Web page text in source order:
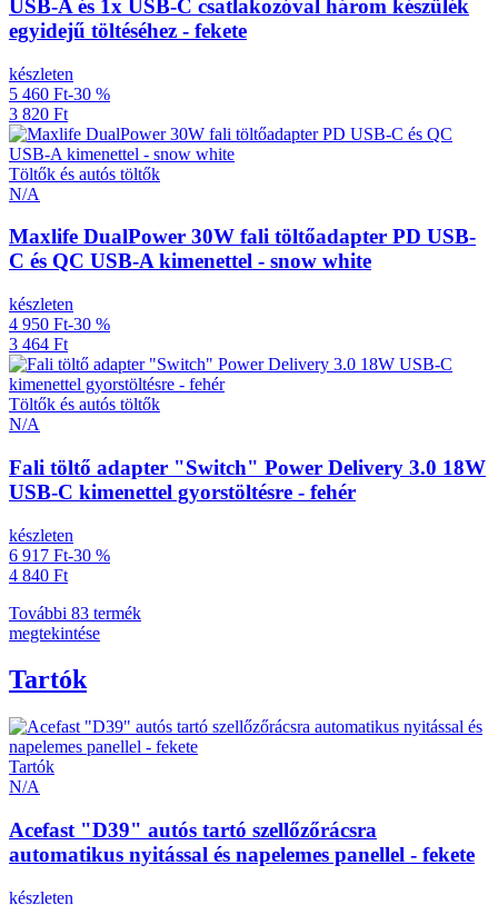
USB-A és 1x USB-C csatlakozóval három készülék
egyidejű töltéséhez - fekete
készleten
5 460 Ft-30 %
3 820 Ft
Töltők és autós töltők
N/A
Maxlife DualPower 30W fali töltőadapter PD USB-
C és QC USB-A kimenettel - snow white
készleten
4 950 Ft-30 %
3 464 Ft
Töltők és autós töltők
N/A
Fali töltő adapter "Switch" Power Delivery 3.0 18W
USB-C kimenettel gyorstöltésre - fehér
készleten
6 917 Ft-30 %
4 840 Ft
További 83 termék
megtekintése
Tartók
Tartók
N/A
Acefast "D39" autós tartó szellőzőrácsra
automatikus nyitással és napelemes panellel - fekete
készleten